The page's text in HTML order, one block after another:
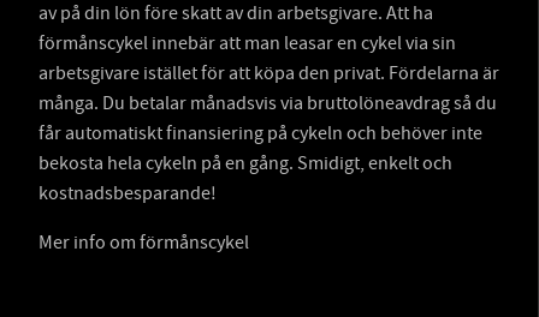
av på din lön före skatt av din arbetsgivare. Att ha
förmånscykel innebär att man leasar en cykel via sin
arbetsgivare istället för att köpa den privat. Fördelarna är
många. Du betalar månadsvis via bruttolöneavdrag så du
får automatiskt finansiering på cykeln och behöver inte
bekosta hela cykeln på en gång. Smidigt, enkelt och
kostnadsbesparande!
Mer info om förmånscykel